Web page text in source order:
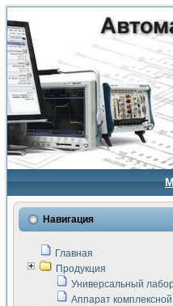
Навигация
Главная
Продукция
Универсальный
Аппарат комплексной